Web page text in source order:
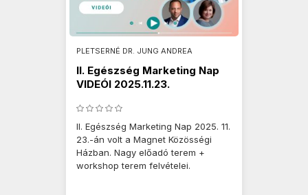
PLETSERNÉ DR. JUNG ANDREA
II. Egészség Marketing Nap
VIDEÓI 2025.11.23.
II. Egészség Marketing Nap 2025. 11.
23.-án volt a Magnet Közösségi
Házban. Nagy előadó terem +
workshop terem felvételei.